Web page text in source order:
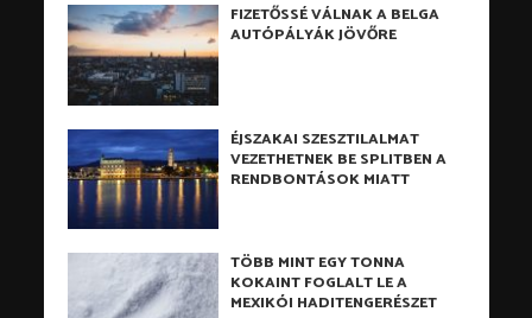
FIZETŐSSÉ VÁLNAK A BELGA
AUTÓPÁLYÁK JÖVŐRE
ÉJSZAKAI SZESZTILALMAT
VEZETHETNEK BE SPLITBEN A
RENDBONTÁSOK MIATT
TÖBB MINT EGY TONNA
KOKAINT FOGLALT LE A
MEXIKÓI HADITENGERÉSZET